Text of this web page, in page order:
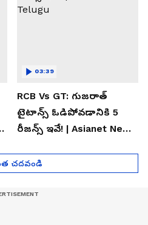
RCB Vs GT: గుజరాత్
టైటాన్స్ ఓడిపోవడానికి 5
రీజన్స్ ఇవే! | Asianet News
03:39
చదవండి